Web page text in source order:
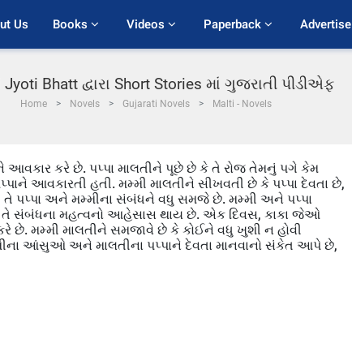
Us Books Videos Paperback Advertise
Bhatt દ્વારા Short Stories માં ગુજરાતી પીડીએફ
Home Novels Gujarati Novels Malti - Novels
આવકાર કરે છે. પપ્પા માલતીને પૂછે છે કે તે રોજ તેમનું પગે કેમ
આવકારતી હતી. મમ્મી માલતીને સીખવતી છે કે પપ્પા દેવતા છે,
પપ્પા અને મમ્મીના સંબંધને વધુ સમજે છે. મમ્મી અને પપ્પા
સંબંધના મહત્વનો આહેસાસ થાય છે. એક દિવસ, કાકા જેઓ
છે. મમ્મી માલતીને સમજાવે છે કે કોઈને વધુ ખુશી ન હોવી
આંસુઓ અને માલતીના પપ્પાને દેવતા માનવાનો સંકેત આપે છે,